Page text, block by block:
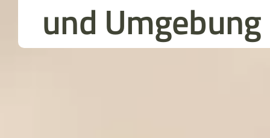
und Umgebung